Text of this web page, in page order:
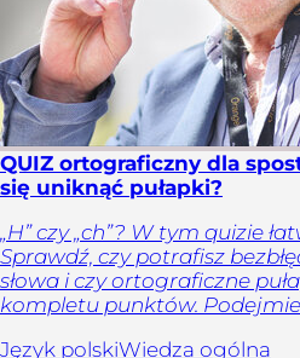
QUIZ ortograficzny dla
się uniknąć pułapki?
„H” czy „ch”? W tym quizie
Sprawdź, czy potrafisz
słowa i czy ortograficzne
kompletu punktów.
Język polskiWiedza ogólna